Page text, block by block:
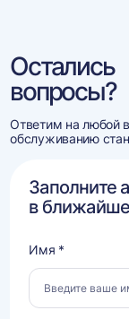
Остались
вопросы?
Ответим на любой
обслуживанию
Заполните
в
Имя *